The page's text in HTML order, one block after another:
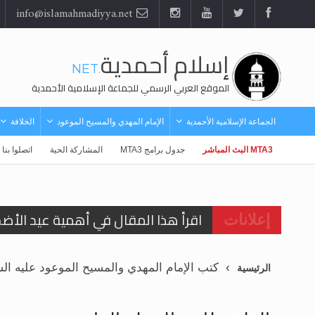
إسلام أحمدية.NET
الموقع العربي الرسمي للجماعة الإسلامية الأحمدية
الجماعة الإسلامية الأحمدية الإمام المهدي والمسيح الموعود الخلافة
MTA3 البث المباشر جدول برامج MTA3 المشاركة الحية اتصلوا بنا
إعلانات
اقرأ هذا المقال في أهمية عيد
الحجّ.. دلالات، حِكم، وأهداف >>
الرئيسية كتب الإمام المهدي والمسيح الموعود عليه